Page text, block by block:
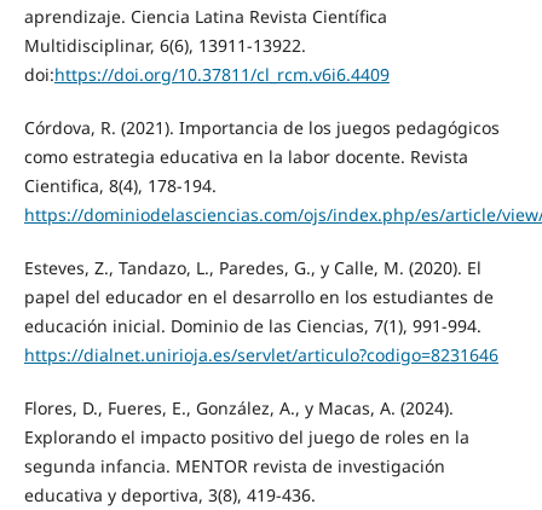
aprendizaje. Ciencia Latina Revista Científica
Multidisciplinar, 6(6), 13911-13922.
doi:https://doi.org/10.37811/cl_rcm.v6i6.4409
Córdova, R. (2021). Importancia de los juegos pedagógicos
como estrategia educativa en la labor docente. Revista
Cientifica, 8(4), 178-194.
https://dominiodelasciencias.com/ojs/index.php/es/article/
Esteves, Z., Tandazo, L., Paredes, G., y Calle, M. (2020). El
papel del educador en el desarrollo en los estudiantes de
educación inicial. Dominio de las Ciencias, 7(1), 991-994.
https://dialnet.unirioja.es/servlet/articulo?codigo=8231646
Flores, D., Fueres, E., González, A., y Macas, A. (2024).
Explorando el impacto positivo del juego de roles en la
segunda infancia. MENTOR revista de investigación
educativa y deportiva, 3(8), 419-436.